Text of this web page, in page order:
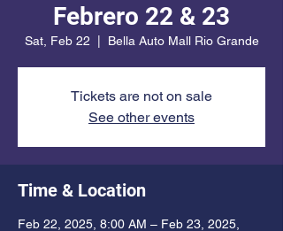
Febrero 22 & 23
Sat, Feb 22 Bella Auto Mall Rio Grande
Tickets are not on sale
See other events
Time & Location
Feb 22, 2025, 8:00 AM – Feb 23, 2025,